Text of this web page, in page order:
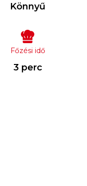
Könnyű
Főzési idő
3 perc